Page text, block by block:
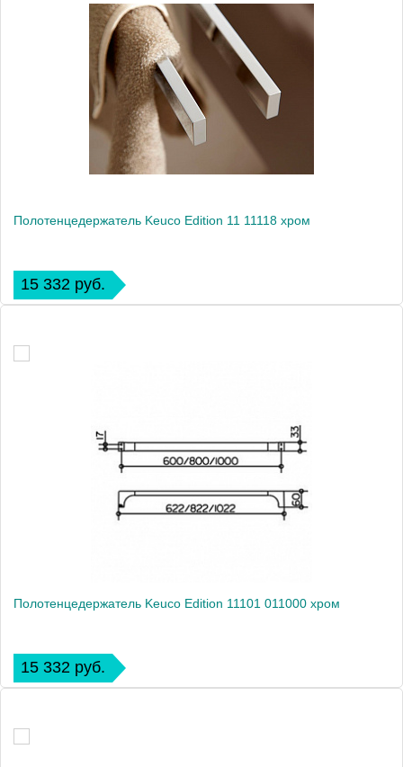
Полотенцедержатель Keuco Edition 11 11118 хром
15 332 руб.
Полотенцедержатель Keuco Edition 11101 011000 хром
15 332 руб.